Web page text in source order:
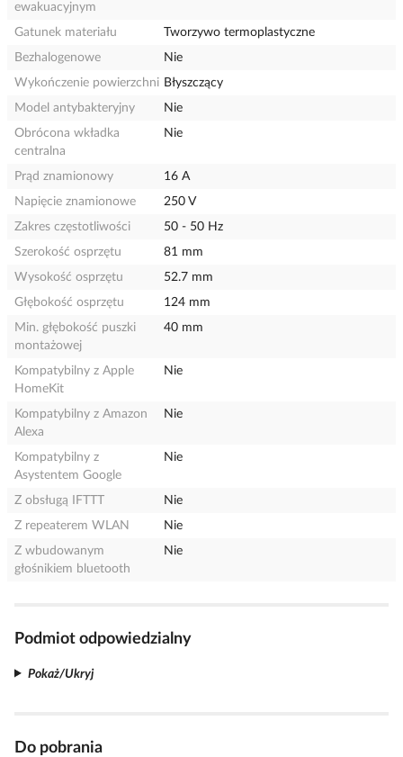
ewakuacyjnym
Gatunek materiału
Tworzywo termoplastyczne
Bezhalogenowe
Nie
Wykończenie powierzchni Błyszczący
Model antybakteryjny
Nie
Obrócona wkładka
centralna
Nie
Prąd znamionowy
16 A
Napięcie znamionowe
250 V
Zakres częstotliwości
50 - 50 Hz
Szerokość osprzętu
81 mm
Wysokość osprzętu
52.7 mm
Głębokość osprzętu
124 mm
Min. głębokość puszki
montażowej
40 mm
Kompatybilny z Apple
HomeKit
Nie
Kompatybilny z Amazon
Alexa
Nie
Kompatybilny z
Asystentem Google
Nie
Z obsługą IFTTT
Nie
Z repeaterem WLAN
Nie
Z wbudowanym
głośnikiem bluetooth
Nie
Podmiot odpowiedzialny
Pokaż/Ukryj
Do pobrania